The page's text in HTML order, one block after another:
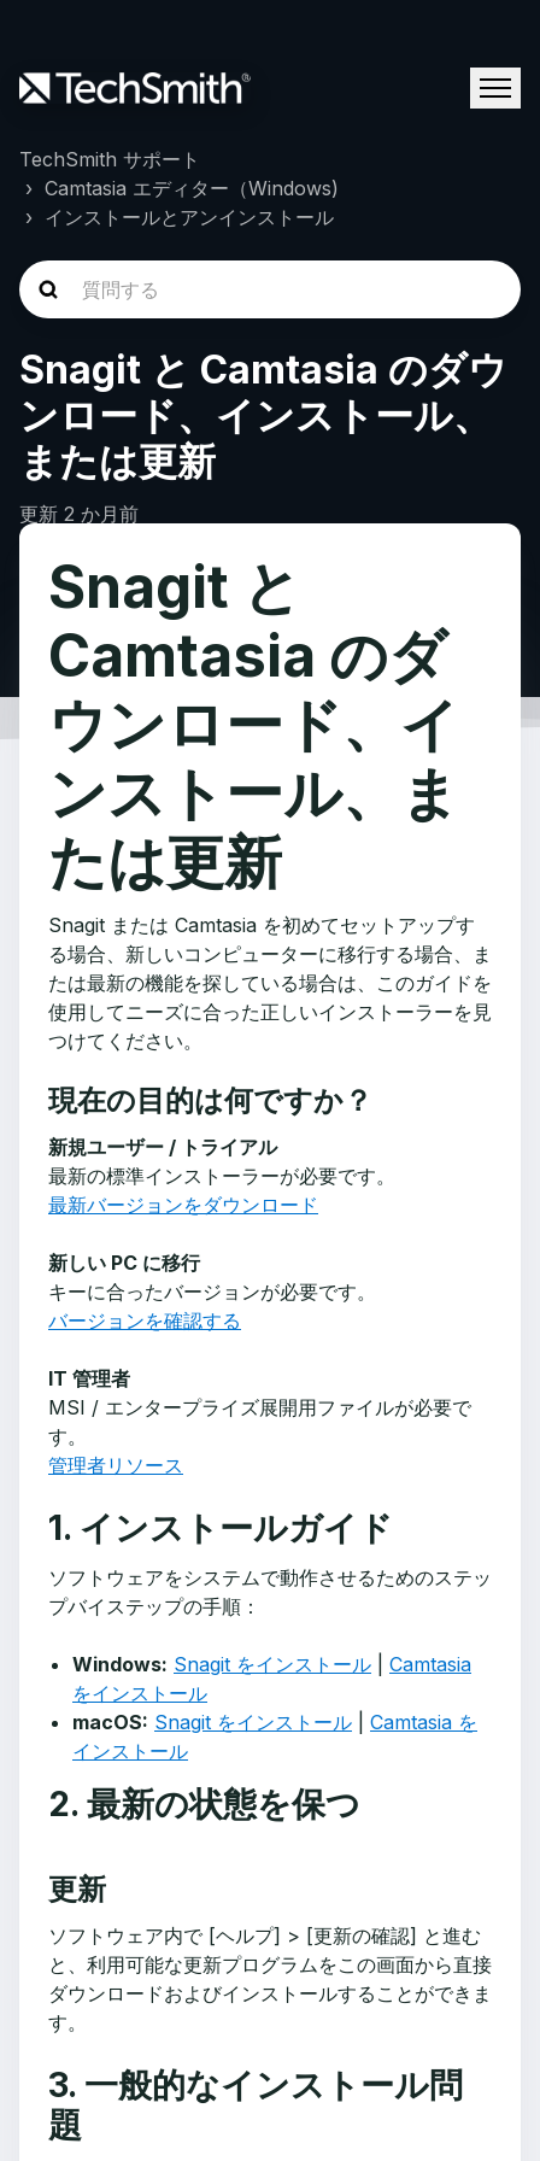
TechSmith サポート
Camtasia エディター（Windows)
インストールとアンインストール
Snagit と Camtasia のダウ
ンロード、インストール、
または更新
更新 2 か月前
Snagit と
Camtasia のダ
ウンロード、イ
ンストール、ま
たは更新
Snagit または Camtasia を初めてセットアップす
る場合、新しいコンピューターに移行する場合、ま
たは最新の機能を探している場合は、このガイドを
使用してニーズに合った正しいインストーラーを見
つけてください。
現在の目的は何ですか？
新規ユーザー / トライアル
最新の標準インストーラーが必要です。
最新バージョンをダウンロード
新しい PC に移行
キーに合ったバージョンが必要です。
バージョンを確認する
IT 管理者
MSI / エンタープライズ展開用ファイルが必要で
す。
管理者リソース
1. インストールガイド
ソフトウェアをシステムで動作させるためのステッ
プバイステップの手順：
Windows: Snagit をインストール
Camtasia
をインストール
macOS: Snagit をインストール
Camtasia を
インストール
2. 最新の状態を保つ
更新
ソフトウェア内で [ヘルプ] > [更新の確認] と進む
と、利用可能な更新プログラムをこの画面から直接
ダウンロードおよびインストールすることができま
す。
3. 一般的なインストール問
題